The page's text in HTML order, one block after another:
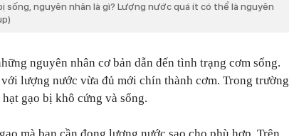
sống, nguyên nhân là gì? Lượng nước quá ít có thể là nguyên
nguyên nhân cơ bản dẫn đến tình trạng cơm sống.
lượng nước vừa đủ mới chín thành cơm. Trong trường
gạo bị khô cứng và sống.